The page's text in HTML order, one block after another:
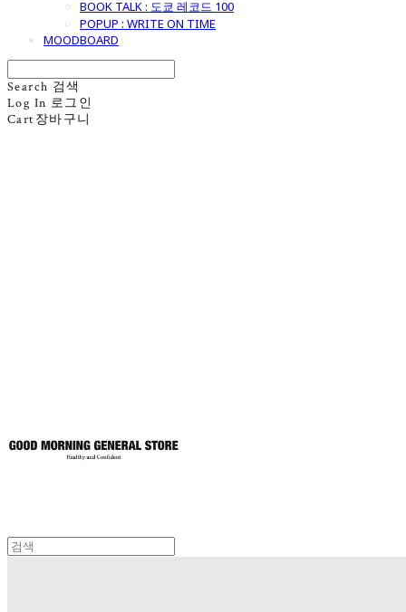
BOOK TALK : 도쿄 레코드 100
POPUP : WRITE ON TIME
MOODBOARD
Search 검색
Log In 로그인
Cart 장바구니